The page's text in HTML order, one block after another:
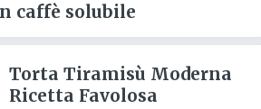
caffè solubile
Torta Tiramisù Moderna
Ricetta Favolosa